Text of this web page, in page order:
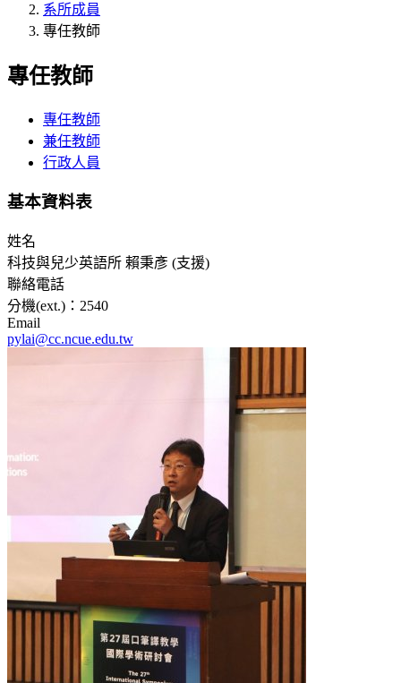
系所成員
專任教師
專任教師
專任教師
兼任教師
行政人員
基本資料表
姓名
科技與兒少英語所 賴秉彥 (支援)
聯絡電話
分機(ext.)：2540
Email
pylai@cc.ncue.edu.tw